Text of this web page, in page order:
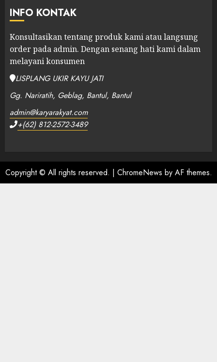
INFO KONTAK
Konsultasikan tentang produk kami atau langsung
order pada admin. Dengan senang hati kami dalam
melayani konsumen
LISPLANG UKIR KAYU JATI
Gg. Nariratih, Geblag, Bantul, Bantul
admin@karyarakyat.com
+(62) 812-2572-3489
Copyright © All rights reserved. | ChromeNews by AF themes.